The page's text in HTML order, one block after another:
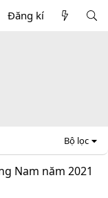
Đăng kí
Bộ lọc
Nam năm 2021